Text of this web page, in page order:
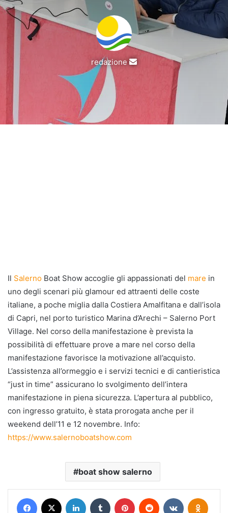
redazione
Invia
Il Salerno Boat Show accoglie gli appassionati del mare in
uno degli scenari più glamour ed attraenti delle coste
italiane, a poche miglia dalla Costiera Amalfitana e dall’isola
di Capri, nel porto turistico Marina d’Arechi – Salerno Port
Village. Nel corso della manifestazione è prevista la
possibilità di effettuare prove a mare nel corso della
manifestazione favorisce la motivazione all’acquisto.
L’assistenza all’ormeggio e i servizi tecnici e di cantieristica
“just in time” assicurano lo svolgimento dell’intera
manifestazione in piena sicurezza. L’apertura al pubblico,
con ingresso gratuito, è stata prorogata anche per il
weekend dell’11 e 12 novembre. Info:
https://www.salernoboatshow.com
boat show salerno
Facebook LinkedIn Tumblr Pinterest Reddit VKontakte